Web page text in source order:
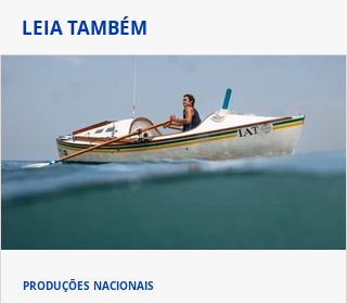
LEIA TAMBÉM
PRODUÇÕES NACIONAIS